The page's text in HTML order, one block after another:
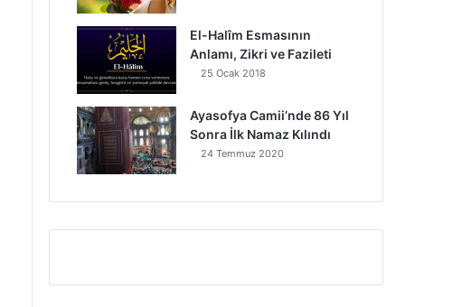
El-Halîm Esmasının
Anlamı, Zikri ve Fazileti
25 Ocak 2018
Ayasofya Camii’nde 86 Yıl
Sonra İlk Namaz Kılındı
24 Temmuz 2020